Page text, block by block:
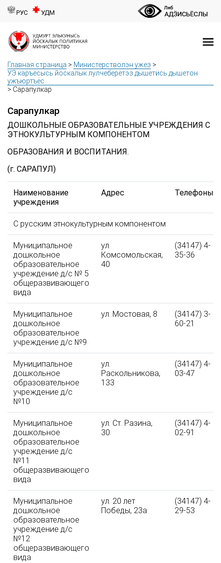
РУС УДМ
Главная страница > Министерстволэн ужез >
УЭ каръёсысь йӧскалык лулчеберетэз дышетӥсь дышетон
ужъюртъёс
> Сарапулкар
Сарапулкар
ДОШКОЛЬНЫЕ ОБРАЗОВАТЕЛЬНЫЕ УЧРЕЖДЕНИЯ С
ЭТНОКУЛЬТУРНЫМ КОМПОНЕНТОМ
ОБРАЗОВАНИЯ И ВОСПИТАНИЯ.
(г. САРАПУЛ)
Наименование
учреждения
Адрес Телефоны
С русским этнокультурным компонентом
Муниципальное
дошкольное
образовательное
учреждение д/с № 5
общеразвивающего
вида
ул.
Комсомольская,
40
(34147) 4-
35-36
Муниципальное
дошкольное
образовательное
учреждение д/с №9
ул. Мостовая, 8
(34147) 3-
60-21
Муниципальное
дошкольное
образовательное
учреждение д/с
№10
ул.
Раскольникова,
133
(34147) 4-
03-47
Муниципальное
дошкольное
образовательное
учреждение д/с
№11
общеразвивающего
вида
ул. Ст. Разина,
30
(34147) 4-
02-91
Муниципальное
дошкольное
образовательное
учреждение д/с
№12
общеразвивающего
вида
ул. 20 лет
Победы, 23а
(34147) 4-
29-53